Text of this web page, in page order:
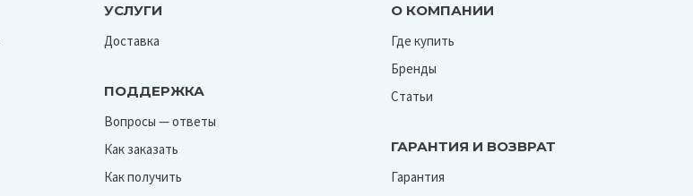
УСЛУГИ
Доставка
ПОДДЕРЖКА
Вопросы — ответы
Как заказать
Как получить
О КОМПАНИИ
Где купить
Бренды
Статьи
ГАРАНТИЯ И ВОЗВРАТ
Гарантия